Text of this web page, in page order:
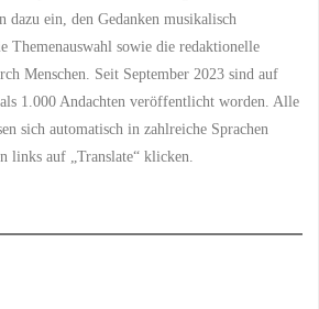
dazu ein, den Gedanken musikalisch
Themenauswahl sowie die redaktionelle
Menschen. Seit September 2023 sind auf
1.000 Andachten veröffentlicht worden. Alle
sich automatisch in zahlreiche Sprachen
links auf „Translate“ klicken.